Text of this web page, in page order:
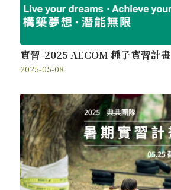
實習-2025 AECOM 種子實習計畫
2025-05-08